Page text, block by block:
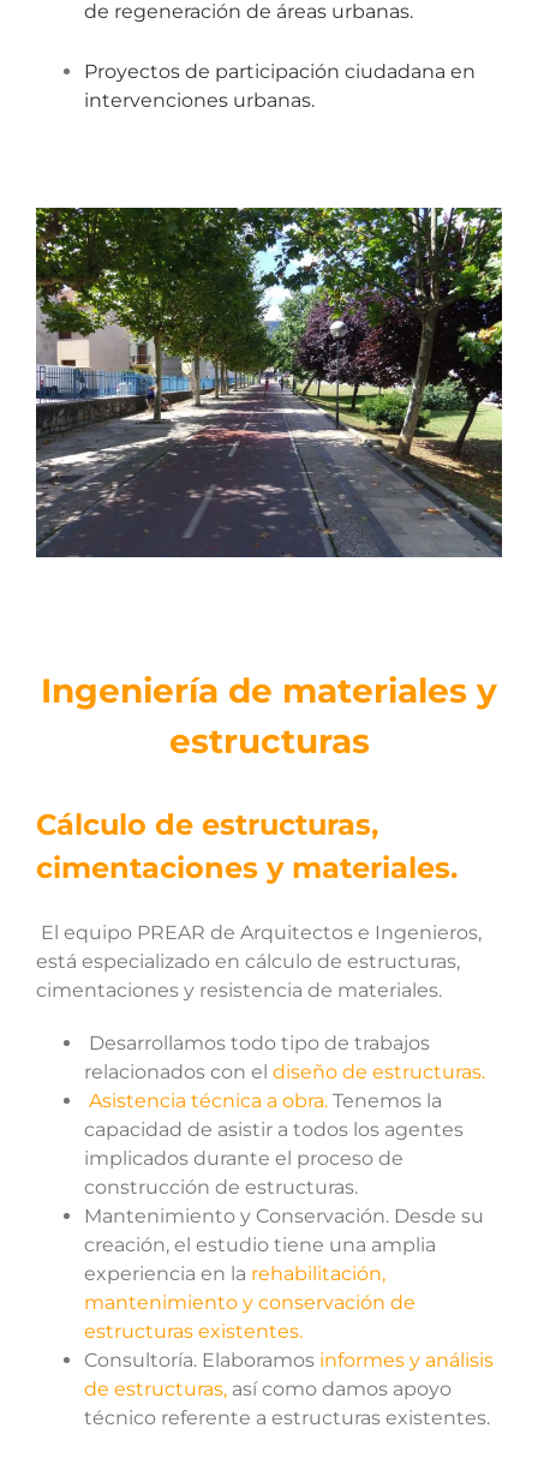
de regeneración de áreas urbanas.
Proyectos de participación ciudadana en
intervenciones urbanas.
Ingeniería de materiales y
estructuras
Cálculo de estructuras,
cimentaciones y materiales.
El equipo PREAR de Arquitectos e Ingenieros,
está especializado en cálculo de estructuras,
cimentaciones y resistencia de materiales.
Desarrollamos todo tipo de trabajos
relacionados con el diseño de estructuras.
Asistencia técnica a obra. Tenemos la
capacidad de asistir a todos los agentes
implicados durante el proceso de
construcción de estructuras.
Mantenimiento y Conservación. Desde su
creación, el estudio tiene una amplia
experiencia en la rehabilitación,
mantenimiento y conservación de
estructuras existentes.
Consultoría. Elaboramos informes y análisis
de estructuras, así como damos apoyo
técnico referente a estructuras existentes.